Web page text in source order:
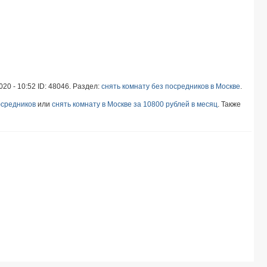
- 10:52 ID: 48046. Раздел: снять комнату без посредников в Москве
или снять комнату в Москве за 10800 рублей в месяц . Также